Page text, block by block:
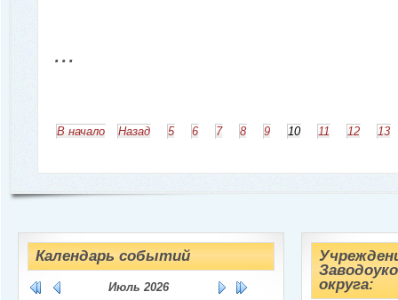
...
В начало Назад 5 6 7 8 9 10 11 12 13
Календарь событий
Июль 2026
округа: